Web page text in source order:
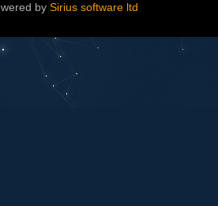
by Sirius software ltd